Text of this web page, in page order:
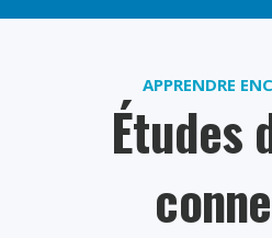
APPRENDRE
Études